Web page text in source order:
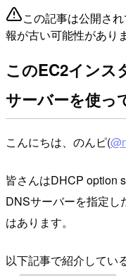
この記事は公開さ
報が古い可能性があり
このEC2インス
サーバーを使っ
こんにちは、のんピ(
皆さんはDHCP option
DNSサーバーを指定し
はあります。
以下記事で紹介してい